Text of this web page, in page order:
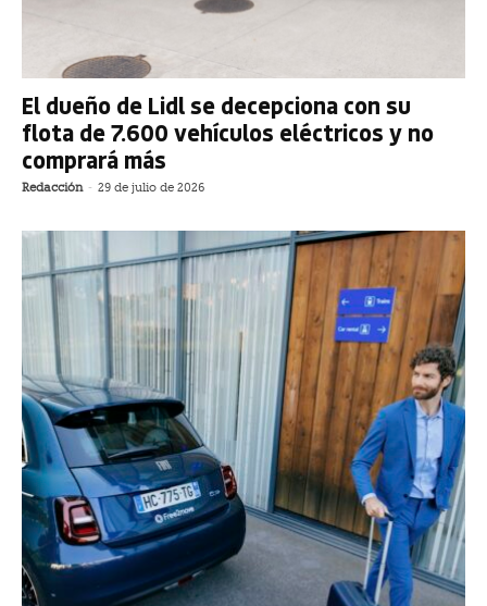
El dueño de Lidl se decepciona con su
flota de 7.600 vehículos eléctricos y no
comprará más
Redacción - 29 de julio de 2026